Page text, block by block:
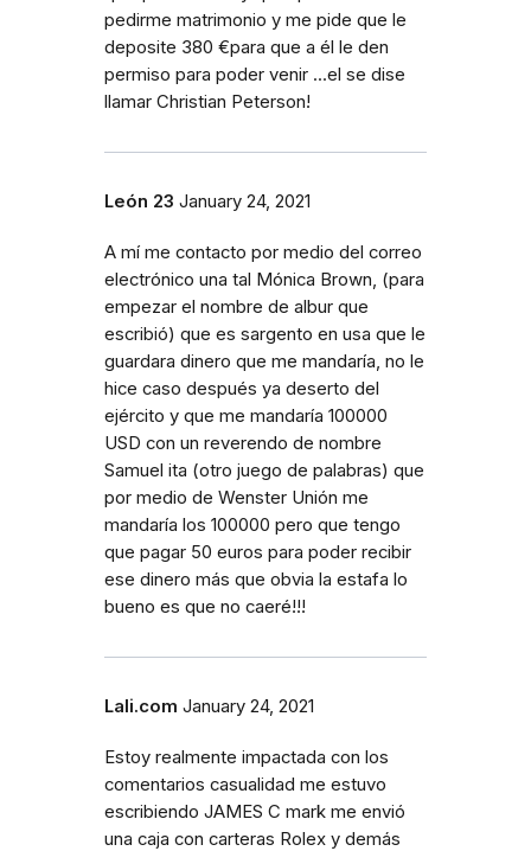
pedirme matrimonio y me pide que le
deposite 380 €para que a él le den
permiso para poder venir ...el se dise
llamar Christian Peterson!
León 23 January 24, 2021
A mí me contacto por medio del correo
electrónico una tal Mónica Brown, (para
empezar el nombre de albur que
escribió) que es sargento en usa que le
guardara dinero que me mandaría, no le
hice caso después ya deserto del
ejército y que me mandaría 100000
USD con un reverendo de nombre
Samuel ita (otro juego de palabras) que
por medio de Wenster Unión me
mandaría los 100000 pero que tengo
que pagar 50 euros para poder recibir
ese dinero más que obvia la estafa lo
bueno es que no caeré!!!
Lali.com January 24, 2021
Estoy realmente impactada con los
comentarios casualidad me estuvo
escribiendo JAMES C mark me envió
una caja con carteras Rolex y demás